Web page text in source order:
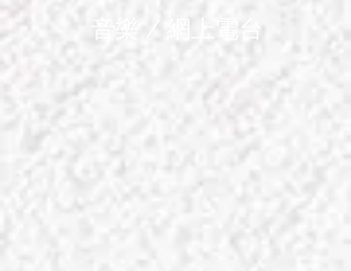
音樂 / 網上電台